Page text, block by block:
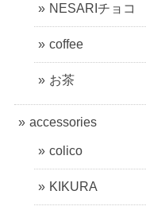
NESARIチョコ
coffee
お茶
accessories
colico
KIKURA